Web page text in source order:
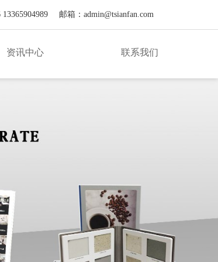
邮箱： admin@tsianfan.com
资讯中心 联系我们